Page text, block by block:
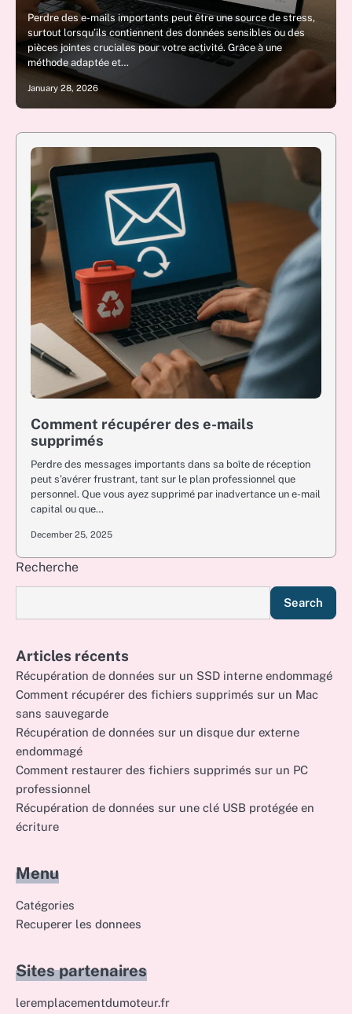
Perdre des e-mails importants peut être une source de stress,
surtout lorsqu’ils contiennent des données sensibles ou des
pièces jointes cruciales pour votre activité. Grâce à une
méthode adaptée et…
January 28, 2026
Comment récupérer des e-mails
supprimés
Perdre des messages importants dans sa boîte de réception
peut s’avérer frustrant, tant sur le plan professionnel que
personnel. Que vous ayez supprimé par inadvertance un e-mail
capital ou que…
December 25, 2025
Recherche
Search
Articles récents
Récupération de données sur un SSD interne endommagé
Comment récupérer des fichiers supprimés sur un Mac
sans sauvegarde
Récupération de données sur un disque dur externe
endommagé
Comment restaurer des fichiers supprimés sur un PC
professionnel
Récupération de données sur une clé USB protégée en
écriture
Menu
Catégories
Recuperer les donnees
Sites partenaires
leremplacementdumoteur.fr